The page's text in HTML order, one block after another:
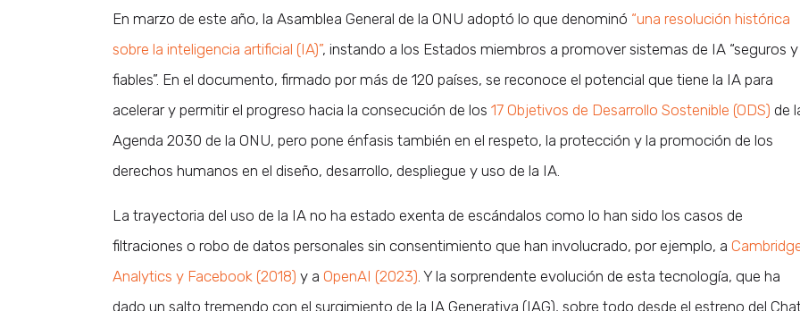
En marzo de este año, la Asamblea General de la ONU adoptó lo que denominó “una resolución histórica
sobre la inteligencia artificial (IA)”, instando a los Estados miembros a promover sistemas de IA “seguros y
fiables”. En el documento, firmado por más de 120 países, se reconoce el potencial que tiene la IA para
acelerar y permitir el progreso hacia la consecución de los 17 Objetivos de Desarrollo Sostenible (ODS) de
Agenda 2030 de la ONU, pero pone énfasis también en el respeto, la protección y la promoción de los
derechos humanos en el diseño, desarrollo, despliegue y uso de la IA.
La trayectoria del uso de la IA no ha estado exenta de escándalos como lo han sido los casos de
filtraciones o robo de datos personales sin consentimiento que han involucrado, por ejemplo, a
Analytics y Facebook (2018) y a OpenAI (2023). Y la sorprendente evolución de esta tecnología, que ha
dado un salto tremendo con el surgimiento de la IA Generativa (IAG), sobre todo desde el estreno del